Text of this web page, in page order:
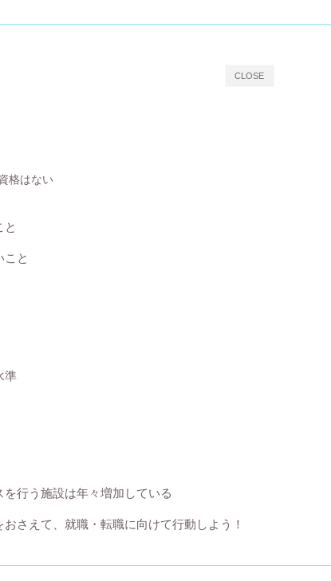
CLOSE
格はない
と
こと
準
行う施設は年々増加している
さえて、就職・転職に向けて行動しよう！